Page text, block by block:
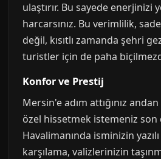
ulaştırır. Bu sayede enerjinizi
harcarsınız. Bu verimlilik,
değil, kısıtlı zamanda şehri
turistler için de paha
Konfor ve Prestij
Mersin'e adım attığınız
özel hissetmek istemeniz son
Havalimanında isminizin
karşılama, valizlerinizin